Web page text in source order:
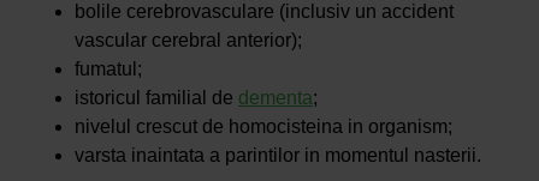
bolile cerebrovasculare (inclusiv un accident
vascular cerebral anterior);
fumatul;
istoricul familial de dementa;
nivelul crescut de homocisteina in organism;
varsta inaintata a parintilor in momentul nasterii.